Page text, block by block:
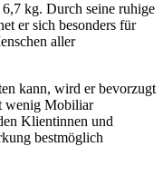
kg. Durch seine ruhige
er sich besonders für
aller
kann, wird er bevorzugt
wenig Mobiliar
Klientinnen und
bestmöglich